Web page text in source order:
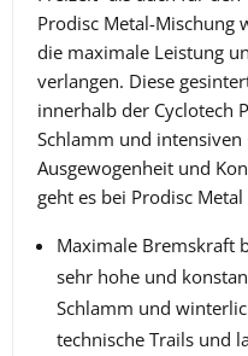
Prodisc Metal-Mischung
die maximale Leistung
verlangen. Diese
innerhalb der Cyclotech
Schlamm und
Ausgewogenheit und
geht es bei Prodisc
Maximale Bremskraft
sehr hohe und
Schlamm und
technische Trails und